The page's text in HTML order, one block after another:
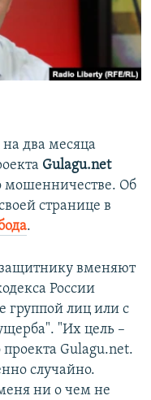
на два месяца
Gulagu.net
мошенничестве. Об
странице в
.
вменяют
России
группой лиц или с
"Их цель –
Gulagu.net.
случайно.
ни о чем не